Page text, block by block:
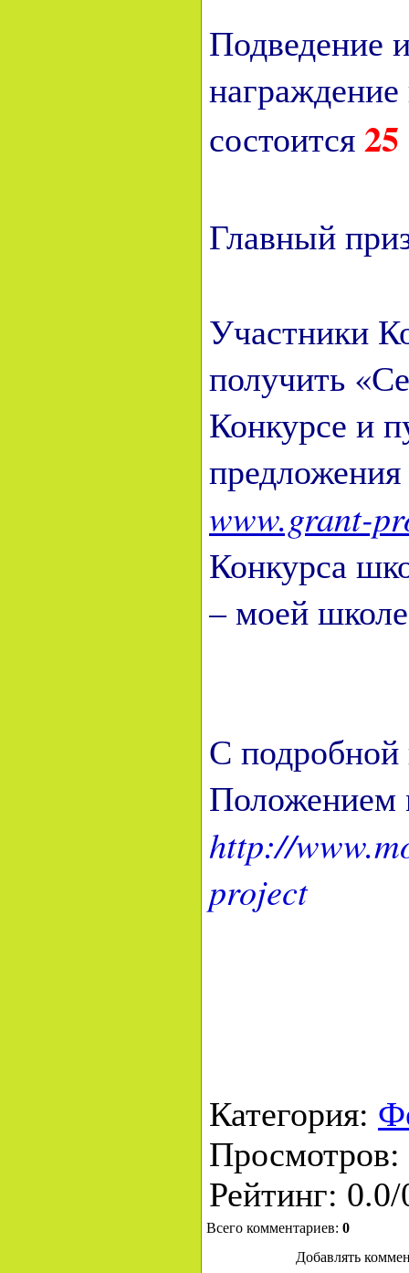
Подведение
состоится
Главный
Участники
получить
Конкурсе и
www.grant-
Конкурса
– моей
С
Положением
http://
project
Категория:
Просмотров:
Рейтинг: 0.0/
Всего комментариев: 0
Добавлять